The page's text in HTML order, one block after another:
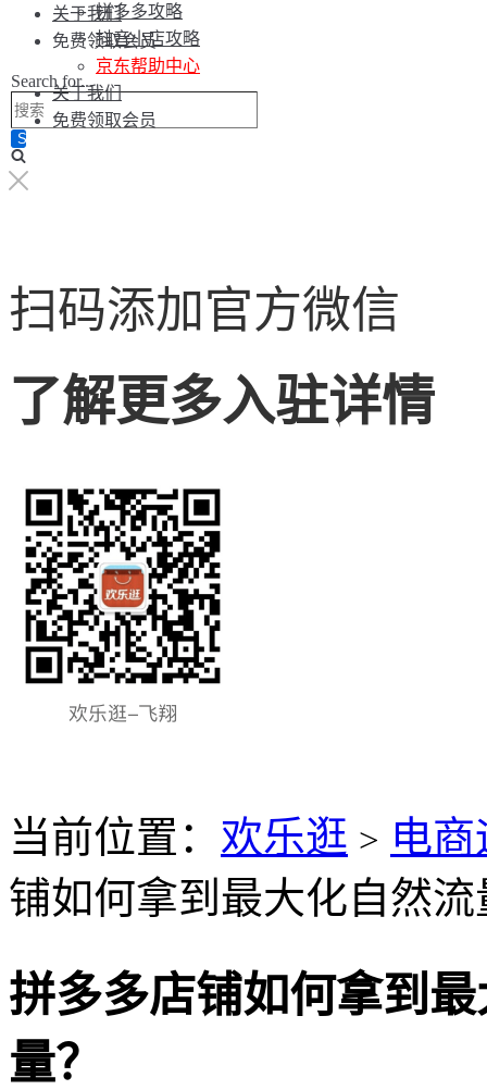
关于我们
免费领取会员
Search for...
拼多多攻略
抖音小店攻略
京东帮助中心
关于我们
免费领取会员
扫码添加官方微信
了解更多入驻详情
当前位置： 欢乐逛 > 电
铺如何拿到最大化自然流
拼多多店铺如何拿到
量？